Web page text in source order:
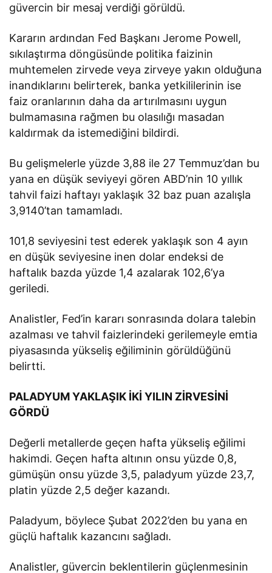
güvercin bir mesaj verdiği görüldü.
Kararın ardından Fed Başkanı Jerome Powell,
sıkılaştırma döngüsünde politika faizinin
muhtemelen zirvede veya zirveye yakın olduğuna
inandıklarını belirterek, banka yetkililerinin ise
faiz oranlarının daha da artırılmasını uygun
bulmamasına rağmen bu olasılığı masadan
kaldırmak da istemediğini bildirdi.
Bu gelişmelerle yüzde 3,88 ile 27 Temmuz’dan bu
yana en düşük seviyeyi gören ABD’nin 10 yıllık
tahvil faizi haftayı yaklaşık 32 baz puan azalışla
3,9140’tan tamamladı.
101,8 seviyesini test ederek yaklaşık son 4 ayın
en düşük seviyesine inen dolar endeksi de
haftalık bazda yüzde 1,4 azalarak 102,6’ya
geriledi.
Analistler, Fed’in kararı sonrasında dolara talebin
azalması ve tahvil faizlerindeki gerilemeyle emtia
piyasasında yükseliş eğiliminin görüldüğünü
belirtti.
PALADYUM YAKLAŞIK İKİ YILIN ZİRVESİNİ
GÖRDÜ
Değerli metallerde geçen hafta yükseliş eğilimi
hakimdi. Geçen hafta altının onsu yüzde 0,8,
gümüşün onsu yüzde 3,5, paladyum yüzde 23,7,
platin yüzde 2,5 değer kazandı.
Paladyum, böylece Şubat 2022’den bu yana en
güçlü haftalık kazancını sağladı.
Analistler, güvercin beklentilerin güçlenmesinin